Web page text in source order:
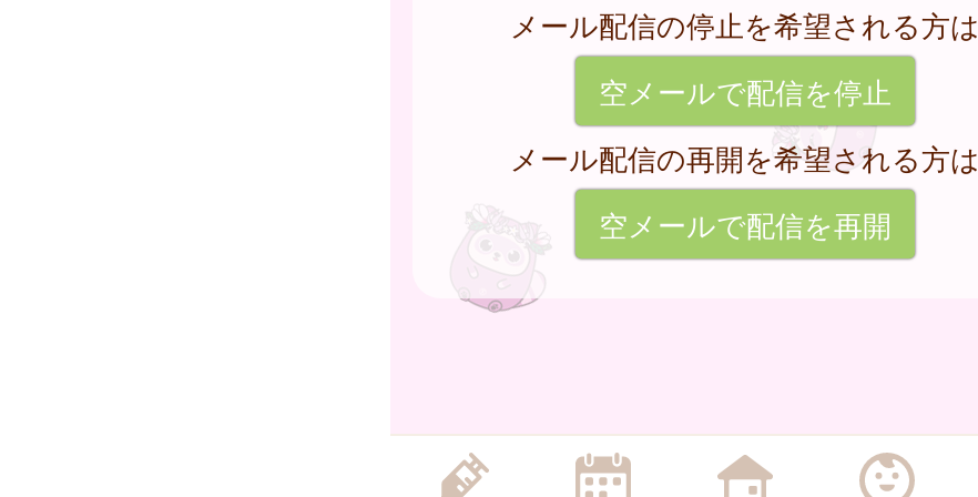
メール配信の停止を希望される方は
空メールで配信を停止
メール配信の再開を希望される方は
空メールで配信を再開